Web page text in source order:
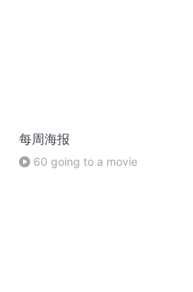
每周海报
60 going to a movie